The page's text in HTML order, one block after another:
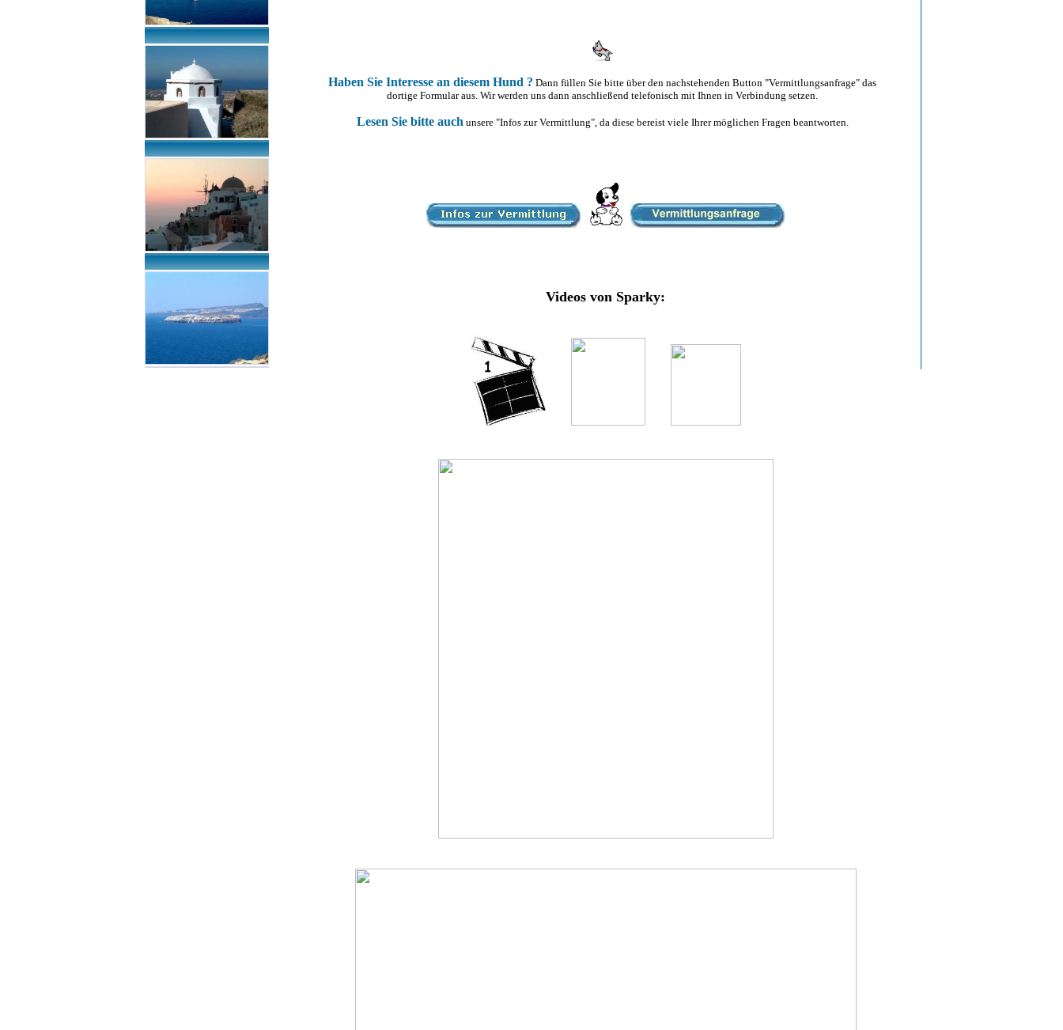
Haben Sie Interesse an diesem Hund ? Dann füllen Sie bitte über den nachstehenden Button "Vermittlungsanfrage" das
dortige Formular aus. Wir werden uns dann anschließend telefonisch mit Ihnen in Verbindung setzen.
Lesen Sie bitte auchunsere "Infos zur Vermittlung", da diese bereist viele Ihrer möglichen Fragen beantworten.
Videos von Sparky: